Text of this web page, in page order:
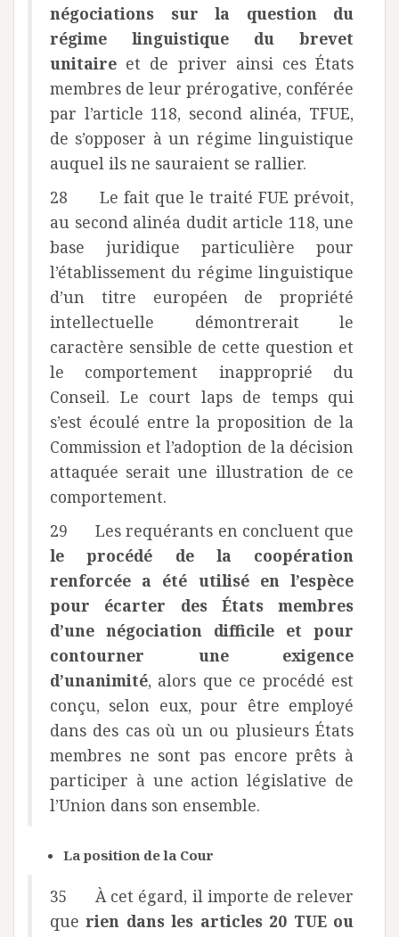
négociations sur la question du
régime linguistique du brevet
unitaire et de priver ainsi ces États
membres de leur prérogative, conférée
par l’article 118, second alinéa, TFUE,
de s’opposer à un régime linguistique
auquel ils ne sauraient se rallier.
28 Le fait que le traité FUE prévoit,
au second alinéa dudit article 118, une
base juridique particulière pour
l’établissement du régime linguistique
d’un titre européen de propriété
intellectuelle démontrerait le
caractère sensible de cette question et
le comportement inapproprié du
Conseil. Le court laps de temps qui
s’est écoulé entre la proposition de la
Commission et l’adoption de la décision
attaquée serait une illustration de ce
comportement.
29 Les requérants en concluent que
le procédé de la coopération
renforcée a été utilisé en l’espèce
pour écarter des États membres
d’une négociation difficile et pour
contourner une exigence
d’unanimité, alors que ce procédé est
conçu, selon eux, pour être employé
dans des cas où un ou plusieurs États
membres ne sont pas encore prêts à
participer à une action législative de
l’Union dans son ensemble.
La position de la Cour
35 À cet égard, il importe de relever
querien dans les articles 20 TUE ou